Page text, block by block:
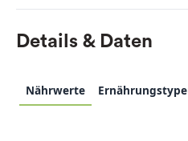
Details & Daten
Nährwerte